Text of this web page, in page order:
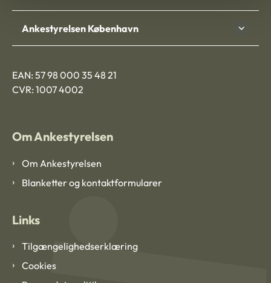
Ankestyrelsen København
EAN: 57 98 000 35 48 21
CVR: 1007 4002
Om Ankestyrelsen
Om Ankestyrelsen
Blanketter og kontaktformularer
Links
Tilgængelighedserklæring
Cookies